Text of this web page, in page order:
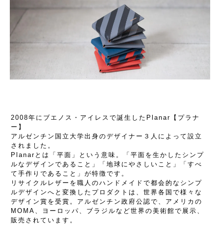
2008年にブエノス・アイレスで誕生したPlanar【プラナ
ー】
アルゼンチン国立大学出身のデザイナー３人によって設立
されました。
Planarとは「平面」という意味。「平面を生かしたシンプ
ルなデザインであること」「地球にやさしいこと」「すべ
て手作りであること」が特徴です。
リサイクルレザーを職人のハンドメイドで都会的なシンプ
ルデザインへと変換したプロダクトは、世界各国で様々な
デザイン賞を受賞。アルゼンチン政府公認で、アメリカの
MOMA、ヨーロッパ、ブラジルなど世界の美術館で展示、
販売されています。